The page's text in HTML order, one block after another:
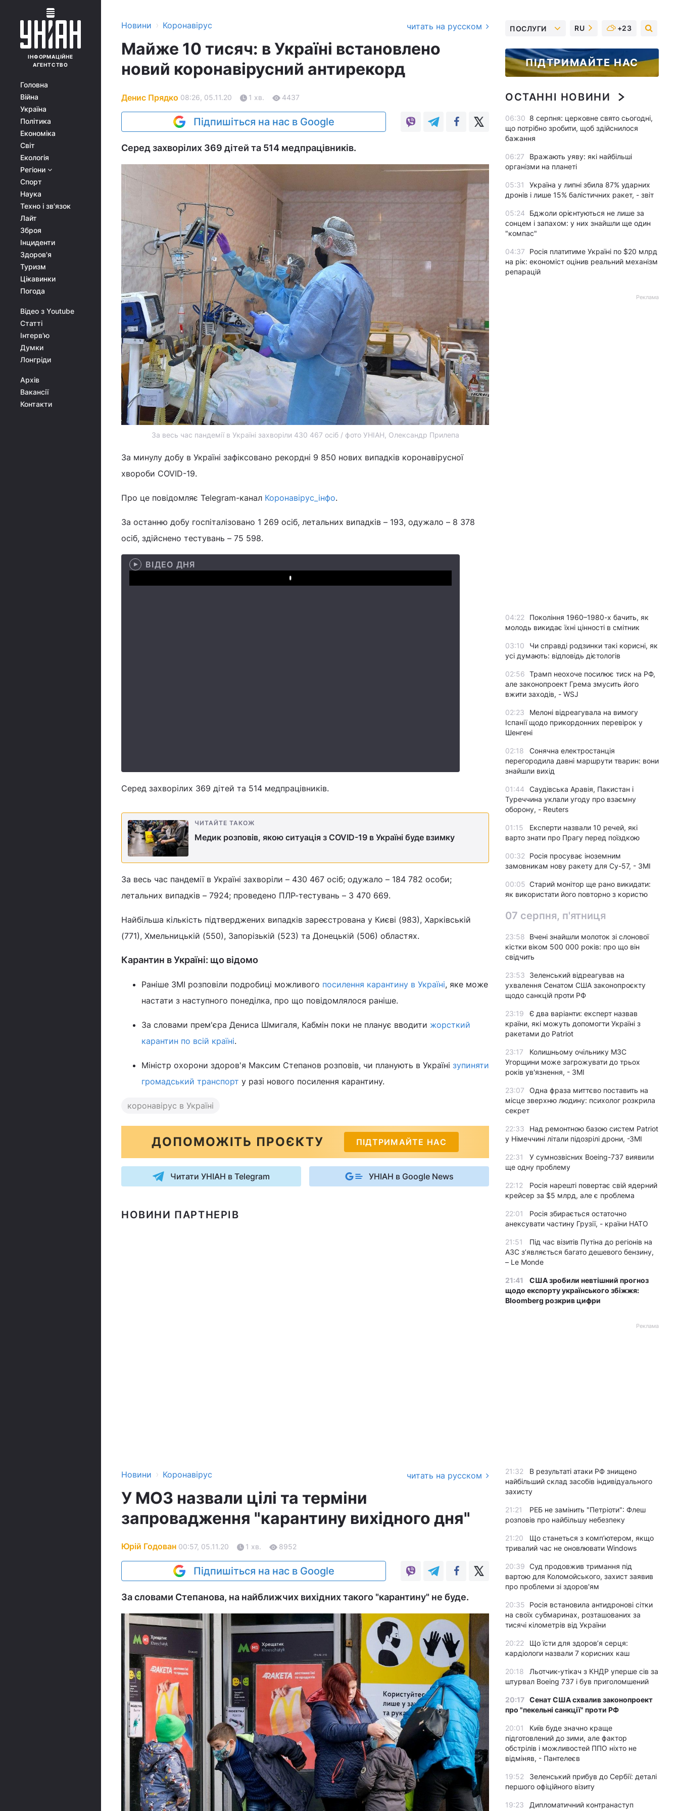
ІНФОРМАЦІЙНЕ
АГЕНТСТВО
Головна
Війна
Україна
Політика
Економіка
Світ
Екологія
Регіони
Спорт
Наука
Техно і зв'язок
Лайт
Зброя
Інциденти
Здоров'я
Туризм
Цікавинки
Погода
Відео з Youtube
Статті
Інтерв'ю
Думки
Лонгріди
Архів
Вакансії
Контакти
Новини › Коронавірус читать на русском
Майже 10 тисяч: в Україні встановлено
новий коронавірусний антирекорд
Денис Прядко 08:26, 05.11.20 1 хв. 4437
Підпишіться на нас в Google
Серед захворілих 369 дітей та 514 медпрацівників.
За весь час пандемії в Україні захворіли 430 467 осіб / фото УНІАН, Олександр Прилепа
За минулу добу в Україні зафіксовано рекордні 9 850 нових випадків коронавірусної
хвороби COVID-19.
Про це повідомляє Telegram-канал Коронавірус_інфо.
За останню добу госпіталізовано 1 269 осіб, летальних випадків – 193, одужало – 8 378
осіб, здійснено тестувань – 75 598.
ВІДЕО ДНЯ
Play
Серед захворілих 369 дітей та 514 медпрацівників.
ЧИТАЙТЕ ТАКОЖ
Медик розповів, якою ситуація з COVID-19 в Україні буде взимку
За весь час пандемії в Україні захворіли – 430 467 осіб; одужало – 184 782 особи;
летальних випадків – 7924; проведено ПЛР-тестувань – 3 470 669.
Найбільша кількість підтверджених випадків зареєстрована у Києві (983), Харківській
(771), Хмельницькій (550), Запорізькій (523) та Донецькій (506) областях.
Карантин в Україні: що відомо
Раніше ЗМІ розповіли подробиці можливого посилення карантину в Україні, яке може
настати з наступного понеділка, про що повідомлялося раніше.
За словами прем'єра Дениса Шмигаля, Кабмін поки не планує вводити жорсткий
карантин по всій країні.
Міністр охорони здоров'я Максим Степанов розповів, чи планують в Україні зупиняти
громадський транспорт у разі нового посилення карантину.
коронавірус в Україні
ДОПОМОЖІТЬ ПРОЄКТУ ПІДТРИМАЙТЕ НАС
Читати УНІАН в Telegram УНІАН в Google News
НОВИНИ ПАРТНЕРІВ
Новини › Коронавірус читать на русском
У МОЗ назвали цілі та терміни
запровадження "карантину вихідного дня"
Юрій Годован 00:57, 05.11.20 1 хв. 8952
Підпишіться на нас в Google
За словами Степанова, на найближчих вихідних такого "карантину" не буде.
ПОСЛУГИ RU +23
ПІДТРИМАЙТЕ НАС
ОСТАННІ НОВИНИ
06:30 8 серпня: церковне свято сьогодні,
що потрібно зробити, щоб здійснилося
бажання
06:27
Вражають уяву: які найбільші
організми на планеті
05:31
Україна у липні збила 87% ударних
дронів і лише 15% балістичних ракет, - звіт
05:24
Бджоли орієнтуються не лише за
сонцем і запахом: у них знайшли ще один
"компас"
04:37
Росія платитиме Україні по $20 млрд
на рік: економіст оцінив реальний механізм
репарацій
Реклама
04:22
Покоління 1960–1980-х бачить, як
молодь викидає їхні цінності в смітник
03:10
Чи справді родзинки такі корисні, як
усі думають: відповідь дієтологів
02:56 Трамп неохоче посилює тиск на РФ,
але законопроект Грема змусить його
вжити заходів, - WSJ
02:23
Мелоні відреагувала на вимогу
Іспанії щодо прикордонних перевірок у
Шенгені
02:18
Сонячна електростанція
перегородила давні маршрути тварин: вони
знайшли вихід
01:44
Саудівська Аравія, Пакистан і
Туреччина уклали угоду про взаємну
оборону, - Reuters
01:15
Експерти назвали 10 речей, які
варто знати про Прагу перед поїздкою
00:32
Росія просуває іноземним
замовникам нову ракету для Су-57, - ЗМІ
00:05 Старий монітор ще рано викидати:
як використати його повторно з користю
07 серпня, п'ятниця
23:58
Вчені знайшли молоток зі слонової
кістки віком 500 000 років: про що він
свідчить
23:53
Зеленський відреагував на
ухвалення Сенатом США законопроєкту
щодо санкцій проти РФ
23:19
Є два варіанти: експерт назвав
країни, які можуть допомогти Україні з
ракетами до Patriot
23:17
Колишньому очільнику МЗС
Угорщини може загрожувати до трьох
років ув'язнення, - ЗМІ
23:07
Одна фраза миттєво поставить на
місце зверхню людину: психолог розкрила
секрет
22:33
Над ремонтною базою систем Patriot
у Німеччині літали підозрілі дрони, -ЗМІ
22:31
У сумнозвісних Boeing-737 виявили
ще одну проблему
22:12
Росія нарешті повертає свій ядерний
крейсер за $5 млрд, але є проблема
22:01
Росія збирається остаточно
анексувати частину Грузії, - країни НАТО
21:51
Під час візитів Путіна до регіонів на
АЗС з’являється багато дешевого бензину,
– Le Monde
21:41
США зробили невтішний прогноз
щодо експорту українського збіжжя:
Bloomberg розкрив цифри
Реклама
21:32
В результаті атаки РФ знищено
найбільший склад засобів індивідуального
захисту
21:21
РЕБ не замінить "Петріоти": Флеш
розповів про найбільшу небезпеку
21:20
Що станеться з комп’ютером, якщо
тривалий час не оновлювати Windows
20:39 Суд продовжив тримання під
вартою для Коломойського, захист заявив
про проблеми зі здоров'ям
20:35
Росія встановила антидронові сітки
на своїх субмаринах, розташованих за
тисячі кілометрів від України
20:22
Що їсти для здоров’я серця:
кардіологи назвали 7 корисних каш
20:18
Льотчик-утікач з КНДР уперше сів за
штурвал Boeing 737 і був приголомшений
20:17 Сенат США схвалив законопроект
про "пекельні санкції" проти РФ
20:01
Київ буде значно краще
підготовлений до зими, але фактор
обстрілів і можливостей ППО ніхто не
відміняв, - Пантелеєв
19:52
Зеленський прибув до Сербії: деталі
першого офіційного візиту
19:23
Дипломатичний контранаступ